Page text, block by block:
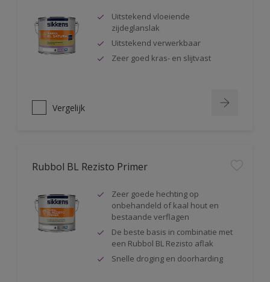
Uitstekend vloeiende
zijdeglanslak
Uitstekend verwerkbaar
Zeer goed kras- en slijtvast
Vergelijk
Rubbol BL Rezisto Primer
Zeer goede hechting op
onbehandeld of kaal hout en
bestaande verflagen
De beste basis in combinatie met
een Rubbol BL Rezisto aflak
Snelle droging en doorharding